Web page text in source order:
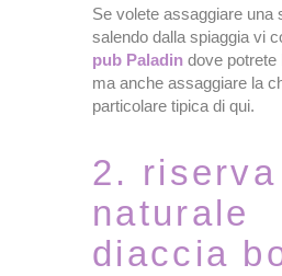
Se volete assaggiare una
salendo dalla spiaggia vi
pub Paladin dove potrete
ma anche assaggiare la
particolare tipica di qui.
2. riserva
naturale
diaccia